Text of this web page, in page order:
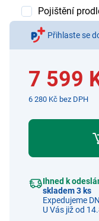
Pojištění
Přihlaste se
7 599
6 280 Kč bez DPH
Ihned k
skladem 3 ks
Expedujeme
U Vás již od